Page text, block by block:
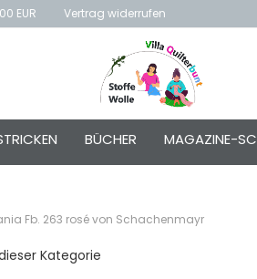
EUR Vertrag widerrufen
BÜCHER MAGAZINE-
Fb. 263 rosé von Schachenmayr
Kategorie